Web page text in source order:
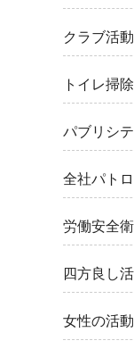
クラブ活動
トイレ掃
パブリシ
全社パト
労働安全
四方良し
女性の活動